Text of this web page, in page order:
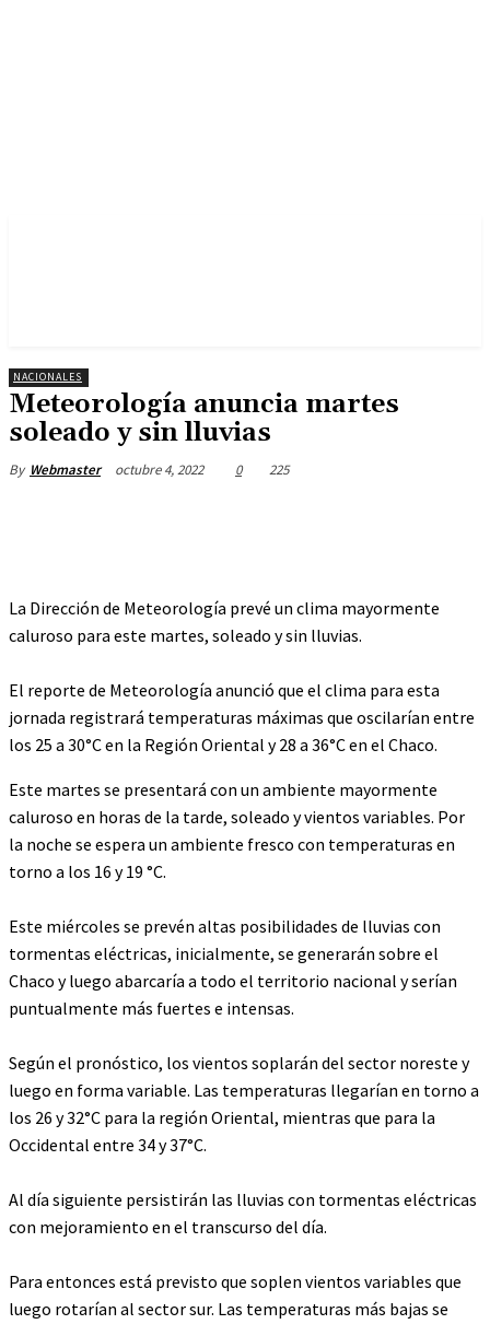
NACIONALES
Meteorología anuncia martes
soleado y sin lluvias
By Webmaster octubre 4, 2022 0 225
La Dirección de Meteorología prevé un clima mayormente
caluroso para este martes, soleado y sin lluvias.
El reporte de Meteorología anunció que el clima para esta
jornada registrará temperaturas máximas que oscilarían entre
los 25 a 30°C en la Región Oriental y 28 a 36°C en el Chaco.
Este martes se presentará con un ambiente mayormente
caluroso en horas de la tarde, soleado y vientos variables. Por
la noche se espera un ambiente fresco con temperaturas en
torno a los 16 y 19 °C.
Este miércoles se prevén altas posibilidades de lluvias con
tormentas eléctricas, inicialmente, se generarán sobre el
Chaco y luego abarcaría a todo el territorio nacional y serían
puntualmente más fuertes e intensas.
Según el pronóstico, los vientos soplarán del sector noreste y
luego en forma variable. Las temperaturas llegarían en torno a
los 26 y 32°C para la región Oriental, mientras que para la
Occidental entre 34 y 37°C.
Al día siguiente persistirán las lluvias con tormentas eléctricas
con mejoramiento en el transcurso del día.
Para entonces está previsto que soplen vientos variables que
luego rotarían al sector sur. Las temperaturas más bajas se